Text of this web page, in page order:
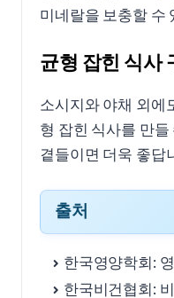
미네랄을 보충할 수
균형 잡힌 식사
소시지와 야채 외에
형 잡힌 식사를 만
곁들이면 더욱 좋답
출처
한국영양학회:
한국비건협회: